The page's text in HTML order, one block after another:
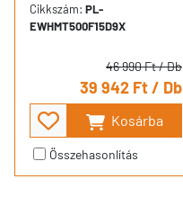
Cikkszám: PL-
EWHMT500F15D9X
46 990 Ft/ Db
39 942 Ft/ Db
Kosárba
Összehasonlítás